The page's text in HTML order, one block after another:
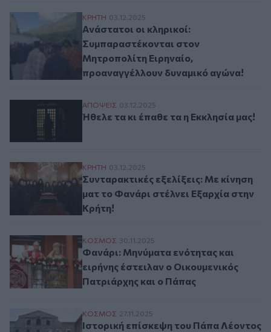
Ανάστατοι οι κληρικοί:
ΚΡΗΤΗ 03.12.2025
Ανάστατοι οι κληρικοί:
Συμπαραστέκονται στον
Μητροπολίτη Ειρηναίο,
προαναγγέλλουν δυναμικό αγώνα!
Ήθελε τα κι έπαθε τα η Εκκλησία μας!
ΑΠΟΨΕΙΣ 03.12.2025
Ήθελε τα κι έπαθε τα η Εκκλησία μας!
Συνταρακτικές εξελίξεις: Με κίνηση ματ
ΚΡΗΤΗ 03.12.2025
Συνταρακτικές εξελίξεις: Με κίνηση
ματ το Φανάρι στέλνει Εξαρχία στην
Κρήτη!
Φανάρι: Μηνύματα ενότητας και ειρήνης
ΚΟΣΜΟΣ 30.11.2025
Φανάρι: Μηνύματα ενότητας και
ειρήνης έστειλαν ο Οικουμενικός
Πατριάρχης και ο Πάπας
Ιστορική επίσκεψη του Πάπα Λέοντος ΙΔ'
ΚΟΣΜΟΣ 27.11.2025
Ιστορική επίσκεψη του Πάπα Λέοντος